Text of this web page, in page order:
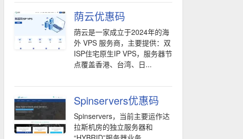
荫云优惠码
荫云是一家成立于2024年的海
外 VPS 服务商，主要提供：双
ISP住宅原生IP VPS，服务器节
点覆盖香港、台湾、日...
Spinservers优惠码
Spinservers，当前主要运作达
拉斯机房的独立服务器和